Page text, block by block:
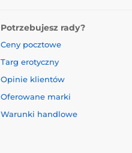
Potrzebujesz rady?
Ceny pocztowe
Targ erotyczny
Opinie klientów
Oferowane marki
Warunki handlowe